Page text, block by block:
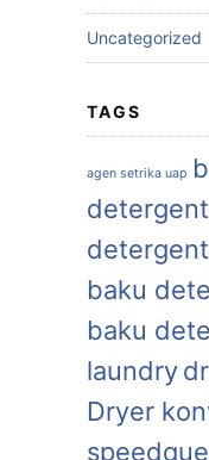
Uncategorized
TAGS
agen setrika uap
baku
baku
laundry
Dryer